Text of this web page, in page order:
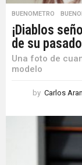
BUENOMETRO ,
¡Diablos
de su
Una foto de
modelo
by Carlos